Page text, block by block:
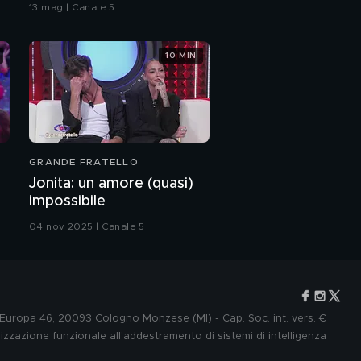
Monica Contrafatto:
storia di una rinascita
Monica Contrafatto:
dalla carriera militare a
quella sportiva
videomessaggio
13 mag | Canale 5
GRANDE FRATELLO
Jonita: un amore (quasi)
impossibile
04 nov 2025 | Canale 5
10 MIN
46, 20093 Cologno Monzese (MI) - Cap. Soc. int. vers. €
funzionale all'addestramento di sistemi di intelligenza